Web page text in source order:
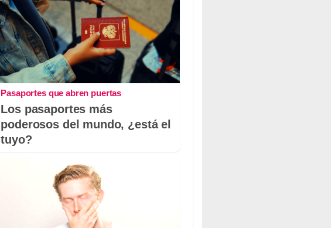
Pasaportes que abren puertas
Los pasaportes más
poderosos del mundo, ¿está el
tuyo?